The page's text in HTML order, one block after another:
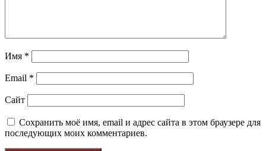
Имя *
Email *
Сайт
Сохранить моё имя, email и адрес сайта в этом браузере для
последующих моих комментариев.